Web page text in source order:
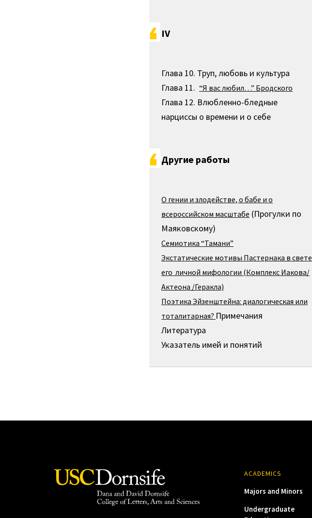
IV
Глава 10. Труп, любовь и культура
Глава 11. “Я вас любил…” Бродского
Глава 12. Влюбленно-бледные
нарциссы о времени и о себе
Другие работы
О гении и злодействе, о бабе и о
всероссийском масштабе (Прогулки по
Маяковскому)
Семиотика “Тамани”
Экстатические мотивы Пастернака в свете
его личной мифологии (Комплекс Иакова/
Актеона /Геракла)
Поэтика Эйзенштейна: диалогическая или
тоталитарная? Примечания
Литература
Указатель имей и понятий
ACADEMICS
Majors and Minors
Undergraduate